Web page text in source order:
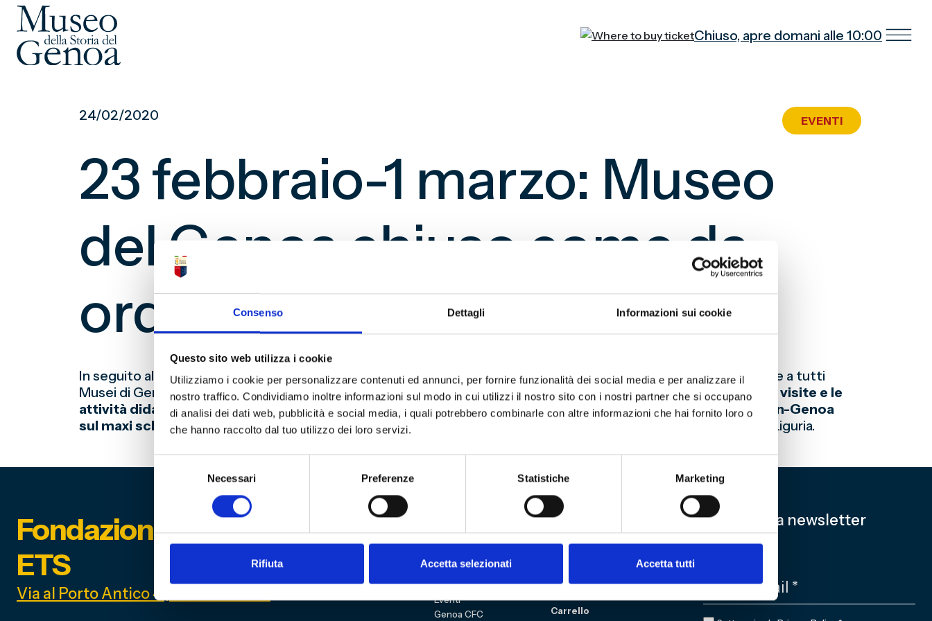
Consenso Dettagli Informazioni sui cookie
Questo sito web utilizza i cookie
Utilizziamo i cookie per personalizzare contenuti ed annunci, per fornire funzionalità dei social media e per analizzare il
nostro traffico. Condividiamo inoltre informazioni sul modo in cui utilizzi il nostro sito con i nostri partner che si occupano
di analisi dei dati web, pubblicità e social media, i quali potrebbero combinarle con altre informazioni che hai fornito loro o
che hanno raccolto dal tuo utilizzo dei loro servizi.
Necessari Preferenze Statistiche Marketing
Rifiuta Accetta selezionati Accetta tutti
Chiuso, apre domani alle 10:00
24/02/2020 EVENTI
23 febbraio-1 marzo: Museo
del Genoa chiuso come da
ordinanza Regione Liguria
In seguito alle disposizioni emanate da Regione Liguria, in data 23 febbraio, il Museo della Storia del Genoa insieme a tutti
Musei di Genova resterà chiuso e da lunedì 23 febbraio (giorno di chiusura) fino al 1 marzo compreso. Sospese le visite e le
attività didattiche per le Scuole in programma questa settimana.Annullata la trasmissione della gara Milan-Genoa
sul maxi schermo in programma il giorno domenica 1 marzo ore 12.30.
emanata da Regione Liguria.
Fondazione Genoa 1893
ETS
Via al Porto Antico 4 | 16128 Genova
ESPLORA
Mostre e percorsi
Eventi
Genoa CFC
Sostienici
Carrello
Iscriviti alla newsletter